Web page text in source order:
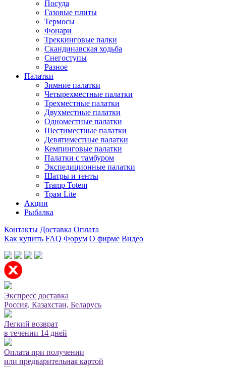
Посуда
Газовые плиты
Термосы
Фонари
Треккинговые палки
Скандинавская ходьба
Снегоступы
Разное
Палатки
Зимние палатки
Четырехместные палатки
Трехместные палатки
Двухместные палатки
Одноместные палатки
Шестиместные палатки
Девятиместные палатки
Кемпинговые палатки
Палатки с тамбуром
Экспедиционные палатки
Шатры и тенты
Tramp Totem
Трам Lite
Акции
Рыбалка
Контакты Доставка Оплата
Как купить FAQ Форум О фирме Видео
Экспресс доставка
Россия, Казахстан, Беларусь
Легкий возврат
в течении 14 дней
Оплата при получении
или предварительная картой